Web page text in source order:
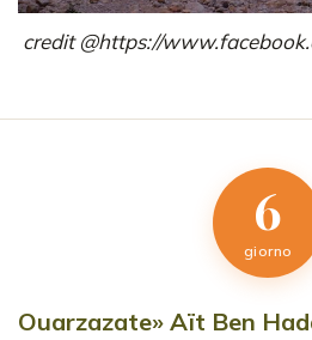
credit @https://
6
giorno
Ouarzazate» Aït Ben